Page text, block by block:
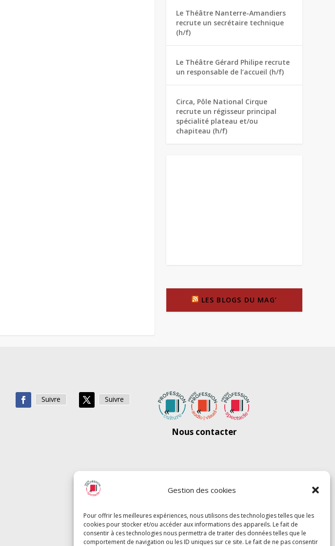
Gestion des cookies
Pour offrir les meilleures expériences, nous utilisons des technologies telles que les
cookies pour stocker et/ou accéder aux informations des appareils. Le fait de
consentir à ces technologies nous permettra de traiter des données telles que le
comportement de navigation ou les ID uniques sur ce site. Le fait de ne pas consentir
Le Théâtre Nanterre-Amandiers
recrute un secrétaire technique
(h/f)
Le Théâtre Gérard Philipe recrute
un responsable de l’accueil (h/f)
Circa, Pôle National Cirque
recrute un régisseur principal
spécialité plateau et/ou
chapiteau (h/f)
LES BLOGS DU MAG’
Suivre Suivre
Nous contacter